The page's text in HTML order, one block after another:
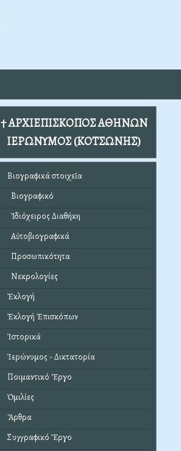
† ΑΡΧΙΕΠΙΣΚΟΠΟΣ ΑΘΗΝΩΝ
ΙΕΡΩΝΥΜΟΣ (ΚΟΤΣΩΝΗΣ)
Βιογραφικά στοιχεῖα
Βιογραφικό
Ἰδιόχειρος Διαθήκη
Αὐτοβιογραφικά
Προσωπικότητα
Νεκρολογίες
Ἐκλογή
Ἐκλογή Ἐπισκόπων
Ἱστορικά
Ἱερώνυμος - Δικτατορία
Ποιμαντικό Ἔργο
Ὁμιλίες
Ἄρθρα
Συγγραφικό Ἔργο